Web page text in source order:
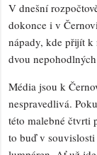
V dnešní
dokonce i v
nápady, kde přijít k
dvou
Média jsou k
nespravedlivá.
této malebné čtvrti
to buď v